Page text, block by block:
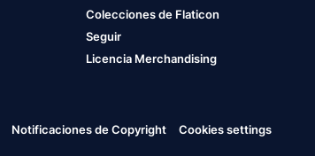
Colecciones de Flaticon
Seguir
Licencia Merchandising
Notificaciones de Copyright Cookies settings